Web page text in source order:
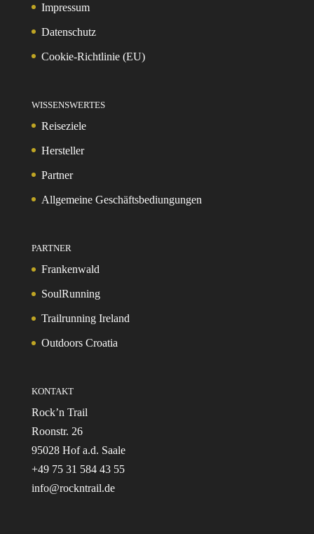
Impressum
Datenschutz
Cookie-Richtlinie (EU)
WISSENSWERTES
Reiseziele
Hersteller
Partner
Allgemeine Geschäftsbediungungen
PARTNER
Frankenwald
SoulRunning
Trailrunning Ireland
Outdoors Croatia
KONTAKT
Rock’n Trail
Roonstr. 26
95028 Hof a.d. Saale
+49 75 31 584 43 55
info@rockntrail.de